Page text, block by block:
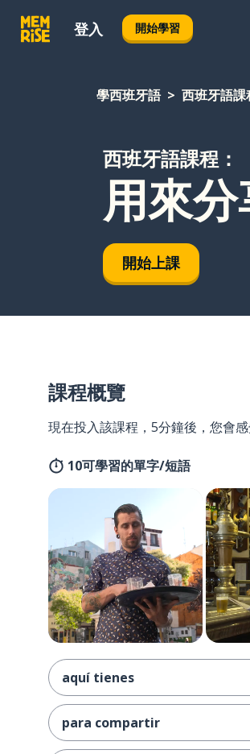
登入 開始學習
學西班牙語 西班牙語課
西班牙語課程：
用來
開始上課
課程概覽
現在投入該課程，5分鐘後，您會
10可學習的單字/短語
aquí tienes
para compartir